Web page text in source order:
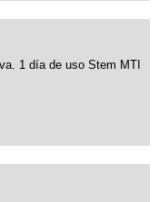
1 día de uso Stem MTI